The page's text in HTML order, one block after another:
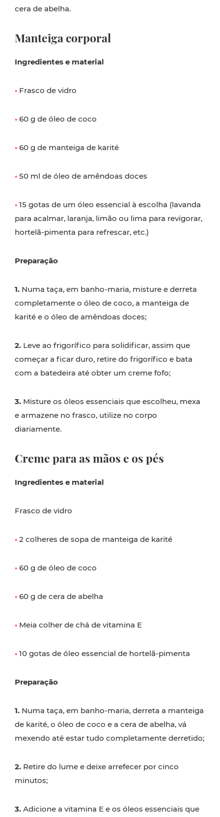
cera de abelha.
Manteiga corporal
Ingredientes e material
• Frasco de vidro
• 60 g de óleo de coco
• 60 g de manteiga de karité
• 50 ml de óleo de amêndoas doces
• 15 gotas de um óleo essencial à escolha (lavanda
para acalmar, laranja, limão ou lima para revigorar,
hortelã-pimenta para refrescar, etc.)
Preparação
1. Numa taça, em banho-maria, misture e derreta
completamente o óleo de coco, a manteiga de
karité e o óleo de amêndoas doces;
2. Leve ao frigorífico para solidificar, assim que
começar a ficar duro, retire do frigorífico e bata
com a batedeira até obter um creme fofo;
3. Misture os óleos essenciais que escolheu, mexa
e armazene no frasco, utilize no corpo
diariamente.
Creme para as mãos e os pés
Ingredientes e material
Frasco de vidro
• 2 colheres de sopa de manteiga de karité
• 60 g de óleo de coco
• 60 g de cera de abelha
• Meia colher de chá de vitamina E
• 10 gotas de óleo essencial de hortelã-pimenta
Preparação
1. Numa taça, em banho-maria, derreta a manteiga
de karité, o óleo de coco e a cera de abelha, vá
mexendo até estar tudo completamente derretido;
2. Retire do lume e deixe arrefecer por cinco
minutos;
3. Adicione a vitamina E e os óleos essenciais que